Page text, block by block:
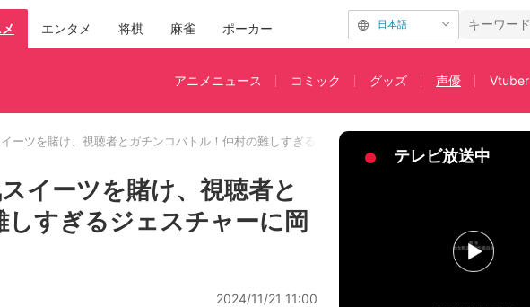
エンタメ 将棋 麻雀 ポーカー 日本語
アニメニュース コミック グッズ 声優 Vtuber
ーツを賭け、視聴者とガチンコバトル！仲村の難しすぎるジェスチャーに岡本が大混乱
イーツを賭け、視聴者と
すぎるジェスチャーに岡
2024/11/21 11:00
テレビ放送中